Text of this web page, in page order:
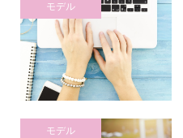
モデル
モデル